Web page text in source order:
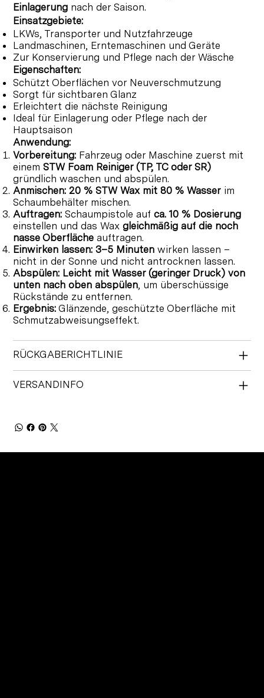
Einlagerung nach der Saison.
Einsatzgebiete:
LKWs, Transporter und Nutzfahrzeuge
Landmaschinen, Erntemaschinen und Geräte
Zur Konservierung und Pflege nach der Wäsche
Eigenschaften:
Schützt Oberflächen vor Neuverschmutzung
Sorgt für sichtbaren Glanz
Erleichtert die nächste Reinigung
Ideal für Einlagerung oder Pflege nach der
Hauptsaison
Anwendung:
Vorbereitung: Fahrzeug oder Maschine zuerst mit
einemSTW Foam Reiniger (TP, TC oder SR)
gründlich waschen und abspülen.
Anmischen: 20 % STW Wax mit 80 % Wasser im
Schaumbehälter mischen.
Auftragen: Schaumpistole aufca. 10 % Dosierung
einstellen und das Waxgleichmäßig auf die noch
nasse Oberfläche auftragen.
Einwirken lassen: 3–5 Minuten wirken lassen –
nicht in der Sonne und nicht antrocknen lassen.
Abspülen: Leicht mit Wasser (geringer Druck) von
unten nach oben abspülen, um überschüssige
Rückstände zu entfernen.
Ergebnis: Glänzende, geschützte Oberfläche mit
Schmutzabweisungseffekt.
RÜCKGABERICHTLINIE
VERSANDINFO